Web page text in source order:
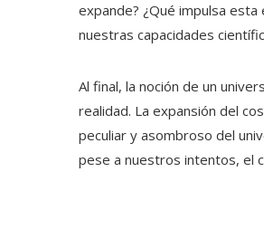
expande? ¿Qué impulsa
nuestras capacidades
Al final, la noción de un
realidad. La expansión del
peculiar y asombroso del
pese a nuestros intentos, el